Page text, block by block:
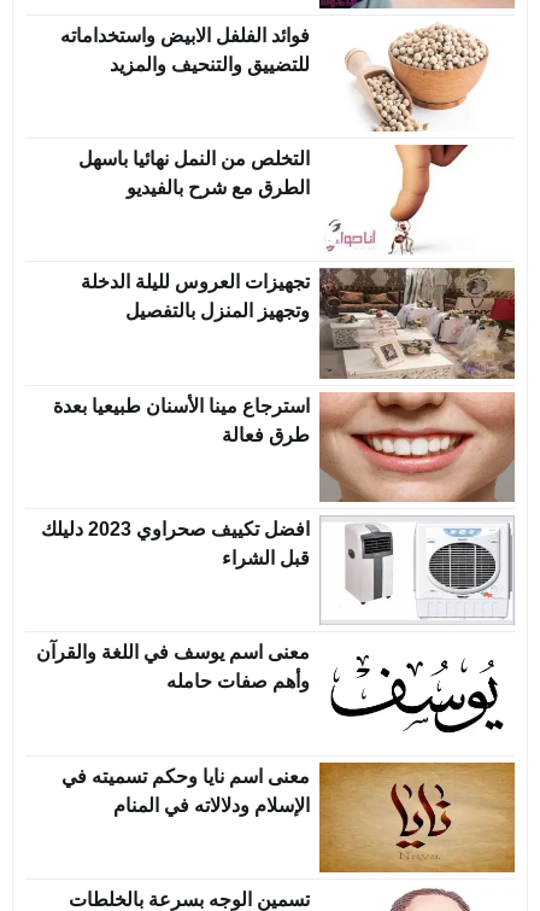
فوائد الفلفل الابيض واستخداماته
للتضييق والتنحيف والمزيد
التخلص من النمل نهائيا باسهل
الطرق مع شرح بالفيديو
تجهيزات العروس لليلة الدخلة
وتجهيز المنزل بالتفصيل
استرجاع مينا الأسنان طبيعيا بعدة
طرق فعالة
افضل تكييف صحراوي 2023 دليلك
قبل الشراء
معنى اسم يوسف في اللغة والقرآن
وأهم صفات حامله
معنى اسم نايا وحكم تسميته في
الإسلام ودلالاته في المنام
تسمين الوجه بسرعة بالخلطات